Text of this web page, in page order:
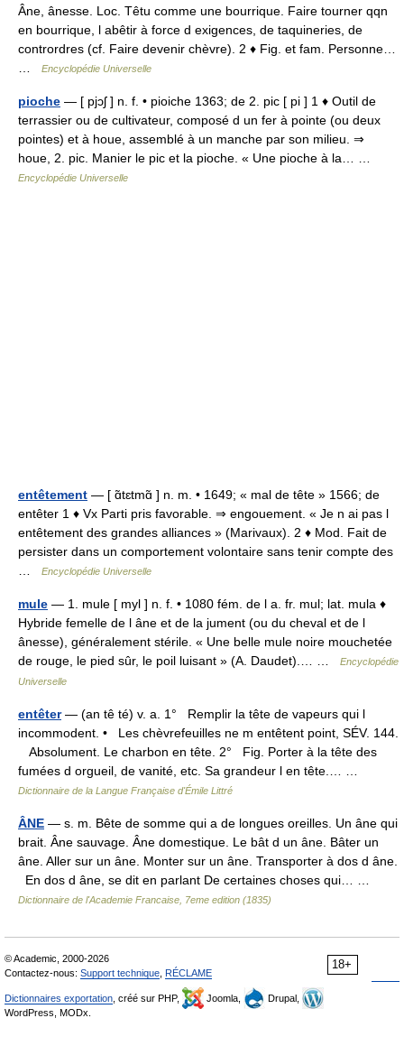
Âne, ânesse. Loc. Têtu comme une bourrique. Faire tourner qqn
en bourrique, l abêtir à force d exigences, de taquineries, de
contrordres (cf. Faire devenir chèvre). 2 ♦ Fig. et fam. Personne…
Encyclopédie Universelle
pioche — [ pjɔʃ ] n. f. • pioiche 1363; de 2. pic [ pi ] 1 ♦ Outil de
terrassier ou de cultivateur, composé d un fer à pointe (ou deux
pointes) et à houe, assemblé à un manche par son milieu. ⇒
houe, 2. pic. Manier le pic et la pioche. « Une pioche à la… …
Encyclopédie Universelle
entêtement — [ ɑ̃tɛtmɑ̃ ] n. m. • 1649; « mal de tête » 1566; de
entêter 1 ♦ Vx Parti pris favorable. ⇒ engouement. « Je n ai pas l
entêtement des grandes alliances » (Marivaux). 2 ♦ Mod. Fait de
persister dans un comportement volontaire sans tenir compte des
Encyclopédie Universelle
mule — 1. mule [ myl ] n. f. • 1080 fém. de l a. fr. mul; lat. mula ♦
Hybride femelle de l âne et de la jument (ou du cheval et de l
ânesse), généralement stérile. « Une belle mule noire mouchetée
de rouge, le pied sûr, le poil luisant » (A. Daudet).… …
Encyclopédie
Universelle
entêter— (an tê té) v. a. 1° Remplir la tête de vapeurs qui l
incommodent. • Les chèvrefeuilles ne m entêtent point, SÉV. 144.
Absolument. Le charbon en tête. 2° Fig. Porter à la tête des
fumées d orgueil, de vanité, etc. Sa grandeur l en tête.… …
Dictionnaire de la Langue Française d'Émile Littré
ÂNE — s. m. Bête de somme qui a de longues oreilles. Un âne qui
brait. Âne sauvage. Âne domestique. Le bât d un âne. Bâter un
âne. Aller sur un âne. Monter sur un âne. Transporter à dos d âne.
En dos d âne, se dit en parlant De certaines choses qui… …
Dictionnaire de l'Academie Francaise, 7eme edition (1835)
18+
© Academic, 2000-2026
Contactez-nous: Support technique RÉCLAME
Dictionnaires exportation , créé sur PHP, Joomla,
Drupal,
WordPress, MODx.